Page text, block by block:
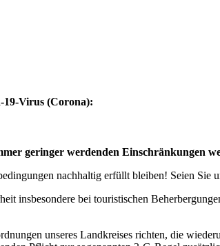
19-Virus (Corona):
geringer werdenden Einschränkungen
nachhaltig erfüllt bleiben! Seien Sie
insbesondere bei touristischen
unseres Landkreises richten, die